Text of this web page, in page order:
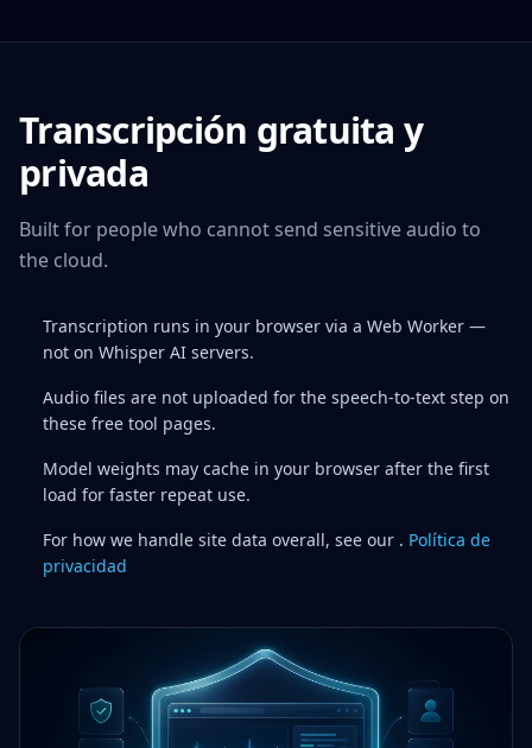
Transcripción gratuita y
privada
Built for people who cannot send sensitive audio to
the cloud.
Transcription runs in your browser via a Web Worker —
not on Whisper AI servers.
Audio files are not uploaded for the speech-to-text step on
these free tool pages.
Model weights may cache in your browser after the first
load for faster repeat use.
For how we handle site data overall, see our . Política de
privacidad